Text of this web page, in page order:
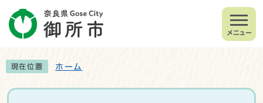
メニュー
現在位置 ホーム